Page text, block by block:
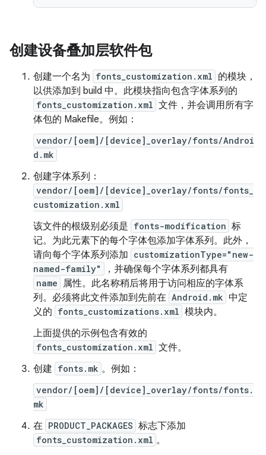
创建设备叠加层软件包
创建一个名为 fonts_customization.xml 的模块，
以供添加到 build 中。此模块指向包含字体系列的
fonts_customization.xml 文件，并会调用所有字
体包的 Makefile。例如：
vendor/[oem]/[device]_overlay/fonts/Androi
d.mk
创建字体系列：
vendor/[oem]/[device]_overlay/fonts/fonts_
customization.xml
该文件的根级别必须是 fonts-modification 标
记。为此元素下的每个字体包添加字体系列。此外，
请向每个字体系列添加 customizationType="new-
named-family"
，并确保每个字体系列都具有
name 属性。此名称稍后将用于访问相应的字体系
列。必须将此文件添加到先前在 Android.mk 中定
义的 fonts_customizations.xml 模块内。
上面提供的示例包含有效的
fonts_customization.xml 文件。
创建 fonts.mk 。例如：
vendor/[oem]/[device]_overlay/fonts/fonts.
mk
在 PRODUCT_PACKAGES 标志下添加
fonts_customization.xml 。